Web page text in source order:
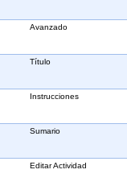
Avanzado
Título
Instrucciones
Sumario
Editar Actividad